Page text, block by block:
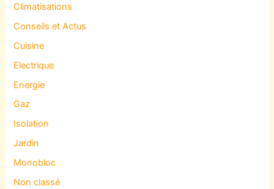
Climatisations
Conseils et Actus
Cuisine
Electrique
Energie
Gaz
Isolation
Jardin
Monobloc
Non classé